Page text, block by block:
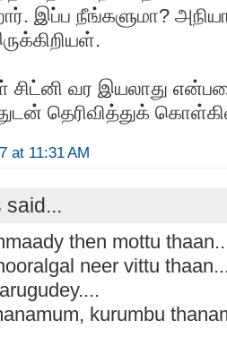
இப்ப நீங்களுமா?
சிட்னி வர இயலாது
தெரிவித்துக்
at 11:31 AM
said...
then mottu
neer vittu
kurumbu